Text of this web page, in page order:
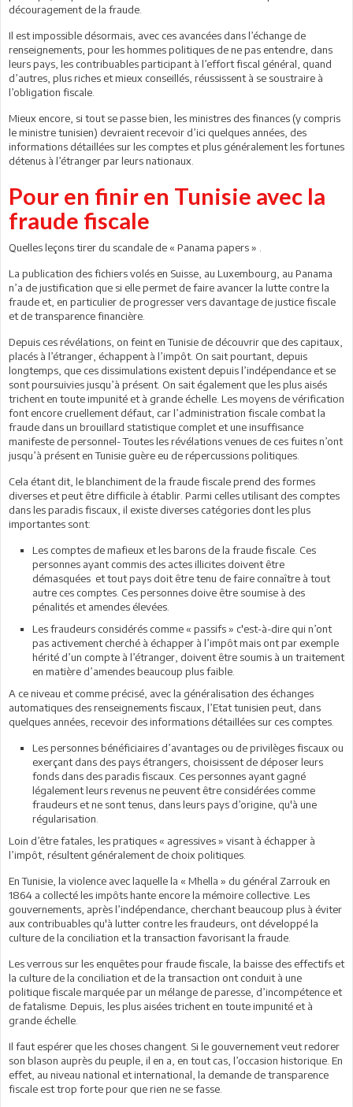
découragement de la fraude.
Il est impossible désormais, avec ces avancées dans l’échange de
renseignements, pour les hommes politiques de ne pas entendre, dans
leurs pays, les contribuables participant à l’effort fiscal général, quand
d’autres, plus riches et mieux conseillés, réussissent à se soustraire à
l’obligation fiscale.
Mieux encore, si tout se passe bien, les ministres des finances (y compris
le ministre tunisien) devraient recevoir d’ici quelques années, des
informations détaillées sur les comptes et plus généralement les fortunes
détenus à l’étranger par leurs nationaux.
Pour en finir en Tunisie avec la
fraude fiscale
Quelles leçons tirer du scandale de « Panama papers » .
La publication des fichiers volés en Suisse, au Luxembourg, au Panama
n’a de justification que si elle permet de faire avancer la lutte contre la
fraude et, en particulier de progresser vers davantage de justice fiscale
et de transparence financière.
Depuis ces révélations, on feint en Tunisie de découvrir que des capitaux,
placés à l’étranger, échappent à l’impôt. On sait pourtant, depuis
longtemps, que ces dissimulations existent depuis l’indépendance et se
sont poursuivies jusqu’à présent. On sait également que les plus aisés
trichent en toute impunité et à grande échelle. Les moyens de vérification
font encore cruellement défaut, car l’administration fiscale combat la
fraude dans un brouillard statistique complet et une insuffisance
manifeste de personnel- Toutes les révélations venues de ces fuites n’ont
jusqu’à présent en Tunisie guère eu de répercussions politiques.
Cela étant dit, le blanchiment de la fraude fiscale prend des formes
diverses et peut être difficile à établir. Parmi celles utilisant des comptes
dans les paradis fiscaux, il existe diverses catégories dont les plus
importantes sont:
Les comptes de mafieux et les barons de la fraude fiscale. Ces
personnes ayant commis des actes illicites doivent être
démasquées et tout pays doit être tenu de faire connaître à tout
autre ces comptes. Ces personnes doive être soumise à des
pénalités et amendes élevées.
Les fraudeurs considérés comme « passifs » c'est-à-dire qui n’ont
pas activement cherché à échapper à l’impôt mais ont par exemple
hérité d’un compte à l’étranger, doivent être soumis à un traitement
en matière d’amendes beaucoup plus faible.
A ce niveau et comme précisé, avec la généralisation des échanges
automatiques des renseignements fiscaux, l’Etat tunisien peut, dans
quelques années, recevoir des informations détaillées sur ces comptes.
Les personnes bénéficiaires d’avantages ou de privilèges fiscaux ou
exerçant dans des pays étrangers, choisissent de déposer leurs
fonds dans des paradis fiscaux. Ces personnes ayant gagné
légalement leurs revenus ne peuvent être considérées comme
fraudeurs et ne sont tenus, dans leurs pays d’origine, qu'à une
régularisation.
Loin d’être fatales, les pratiques « agressives » visant à échapper à
l’impôt, résultent généralement de choix politiques.
En Tunisie, la violence avec laquelle la « Mhella » du général Zarrouk en
1864 a collecté les impôts hante encore la mémoire collective. Les
gouvernements, après l’indépendance, cherchant beaucoup plus à éviter
aux contribuables qu'à lutter contre les fraudeurs, ont développé la
culture de la conciliation et la transaction favorisant la fraude.
Les verrous sur les enquêtes pour fraude fiscale, la baisse des effectifs et
la culture de la conciliation et de la transaction ont conduit à une
politique fiscale marquée par un mélange de paresse, d’incompétence et
de fatalisme. Depuis, les plus aisées trichent en toute impunité et à
grande échelle.
Il faut espérer que les choses changent. Si le gouvernement veut redorer
son blason auprès du peuple, il en a, en tout cas, l’occasion historique. En
effet, au niveau national et international, la demande de transparence
fiscale est trop forte pour que rien ne se fasse.